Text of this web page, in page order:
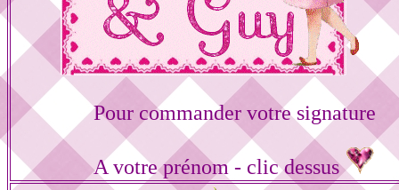
Pour commander votre signature
A votre prénom - clic dessus